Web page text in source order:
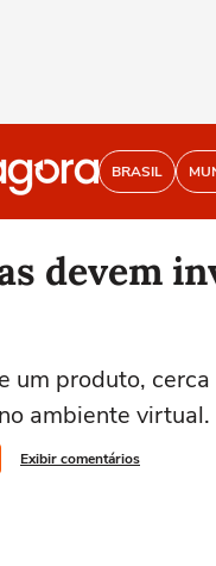
BRASIL
devem
um produto,
ambiente virtual.
Exibir comentários